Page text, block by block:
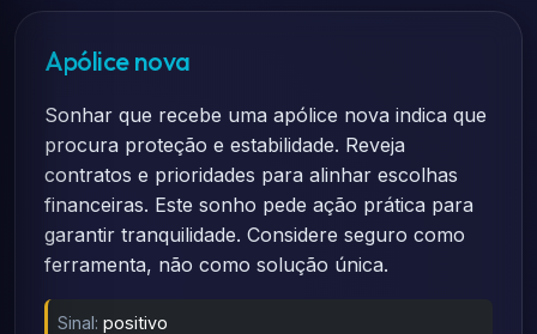
Apólice nova
Sonhar que recebe uma apólice nova indica que
procura proteção e estabilidade. Reveja
contratos e prioridades para alinhar escolhas
financeiras. Este sonho pede ação prática para
garantir tranquilidade. Considere seguro como
ferramenta, não como solução única.
Sinal: positivo